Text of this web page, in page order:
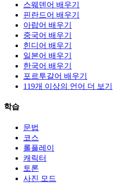
스웨덴어 배우기
핀란드어 배우기
아랍어 배우기
중국어 배우기
힌디어 배우기
일본어 배우기
한국어 배우기
포르투갈어 배우기
119개 이상의 언어 더 보기
학습
문법
코스
롤플레이
캐릭터
토론
사진 모드